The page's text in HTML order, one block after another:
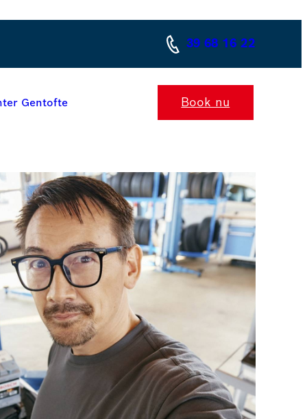
39 68 16 22
Gentofte Book nu